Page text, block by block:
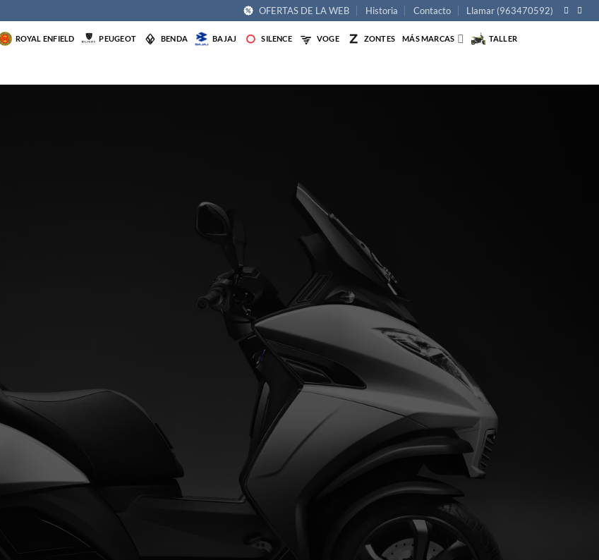
OFERTAS DE LA WEB Historia Contacto Llamar (963470592)
ROYAL ENFIELD PEUGEOT BENDA BAJAJ SILENCE VOGE ZONTES MÁS MARCAS TALLER